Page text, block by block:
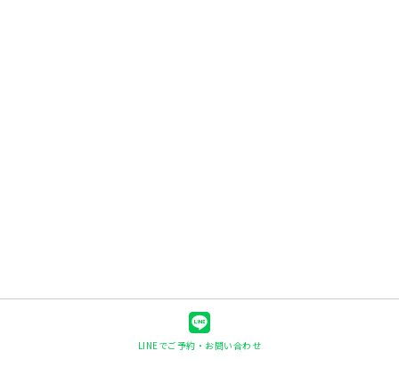
LINEでご予約・お問い合わせ